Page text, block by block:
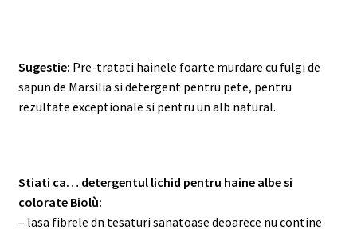
Sugestie: Pre-tratati hainele foarte murdare cu fulgi de
sapun de Marsilia si detergent pentru pete, pentru
rezultate exceptionale si pentru un alb natural.
Stiati ca… detergentul lichid pentru haine albe si
colorate Biolù:
– lasa fibrele dn tesaturi sanatoase deoarece nu contine